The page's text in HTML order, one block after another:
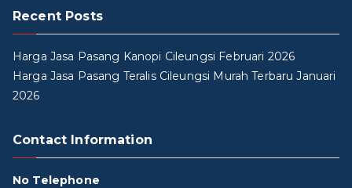
Recent Posts
Harga Jasa Pasang Kanopi Cileungsi Februari 2026
Harga Jasa Pasang Teralis Cileungsi Murah Terbaru Januari
2026
Contact Information
No Telephone